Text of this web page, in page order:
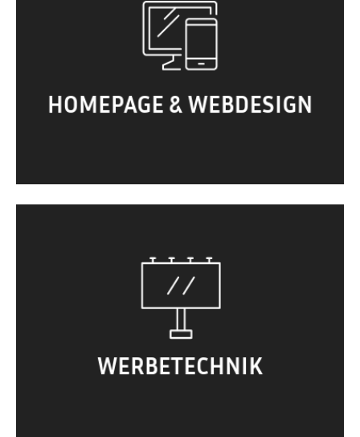
HOMEPAGE & WEBDESIGN
Websites. Onlineshop. Landingpages.
Newsletter. Social Media.
WERBETECHNIK
Außenwerbung. Schilder.
Banner. Rollups. Messestände. …